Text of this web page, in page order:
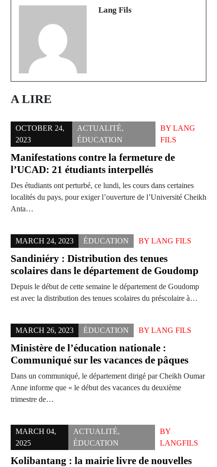
Lang Fils
A LIRE
OCTOBER 24,
2023
ACTUALITÉ,
ÉDUCATION
BY LANG
FILS
Manifestations contre la fermeture de
l’UCAD: 21 étudiants interpellés
Des étudiants ont perturbé, ce lundi, les cours dans certaines
localités du pays, pour exiger l’ouverture de l’Université Cheikh
Anta…
MARCH 24, 2023 ÉDUCATION BY LANG FILS
Sandiniéry : Distribution des tenues
scolaires dans le département de Goudomp
Depuis le début de cette semaine le département de Goudomp
est avec la distribution des tenues scolaires du préscolaire à…
MARCH 26, 2023 ÉDUCATION BY LANG FILS
Ministère de l’éducation nationale :
Communiqué sur les vacances de pâques
Dans un communiqué, le département dirigé par Cheikh Oumar
Anne informe que « le début des vacances du deuxième
trimestre de…
MARCH 04,
2025
ACTUALITÉ,
ÉDUCATION
BY
LANGFILS
Kolibantang : la mairie livre de nouvelles